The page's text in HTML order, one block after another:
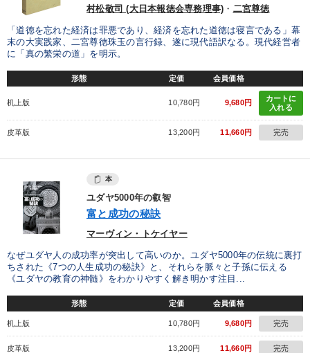
村松敬司 (大日本報徳会専務理事) ・ 二宮尊徳
「道徳を忘れた経済は罪悪であり、経済を忘れた道徳は寝言である」幕
末の大実践家、二宮尊徳珠玉の言行録、遂に現代語訳なる。現代経営者
に「真の繁栄の道」を明示。
形態 定価 会員価格
机上版 10,780円 9,680円
カートに
入れる
皮革版 13,200円 11,660円 完売
本
ユダヤ5000年の叡智
富と成功の秘訣
マーヴィン・トケイヤー
なぜユダヤ人の成功率が突出して高いのか。ユダヤ5000年の伝統に裏打
ちされた《7つの人生成功の秘訣》と、それらを脈々と子孫に伝える
《ユダヤの教育の神髄》をわかりやすく解き明かす注目...
形態 定価 会員価格
机上版 10,780円 9,680円 完売
皮革版 13,200円 11,660円 完売